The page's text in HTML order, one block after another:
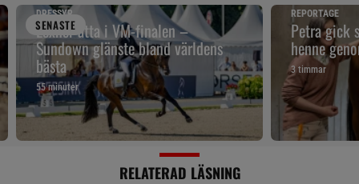
SENASTE
DRESSYR
Lexner åtta i VM-finalen –
Sundown glänste bland världens
bästa
55 minuter
REPORTAGE
Petra gick
henne
3 timmar
RELATERAD LÄSNING